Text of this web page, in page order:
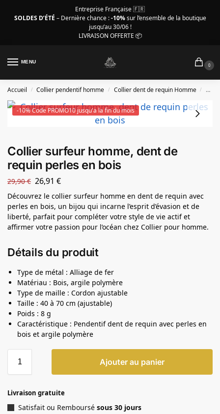
Entreprise Française 🇫🇷
SOLDES D’ÉTÉ – Dernière chance :-10%sur l’ensemble de la boutique
jusqu’au 30/06 !
LIVRAISON OFFERTE 📦
MENU
0
Accueil / Collier pendentif homme / Collier dent de requin Homme /
-10% Code PROMO10 jusqu'a la fin du mois
Collier surfeur homme, dent de
requin perles en bois
29,90€ 26,91 €
Découvrez le collier surfeur homme en dent de requin avec
perles en bois, un bijou qui incarne l’esprit d’évasion et de
liberté, parfait pour compléter votre style de vie actif et
affirmer votre passion pour l’océan chez Collier pour homme.
Détails du produit
Type de métal : Alliage de fer
Matériau : Bois, argile polymère
Type de maille : Cordon ajustable
Taille : 40 à 70 cm (ajustable)
Poids : 8 g
Caractéristique : Pendentif dent de requin avec perles en
bois et argile polymère
Ajouter au panier
Livraison gratuite
Satisfait ou Remboursé sous 30 jours